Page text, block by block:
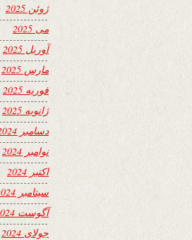
ژوئن 2025
می 2025
آوریل 2025
مارس 2025
فوریه 2025
ژانویه 2025
دسامبر 2024
نوامبر 2024
اکتبر 2024
سپتامبر 2024
آگوست 2024
جولای 2024